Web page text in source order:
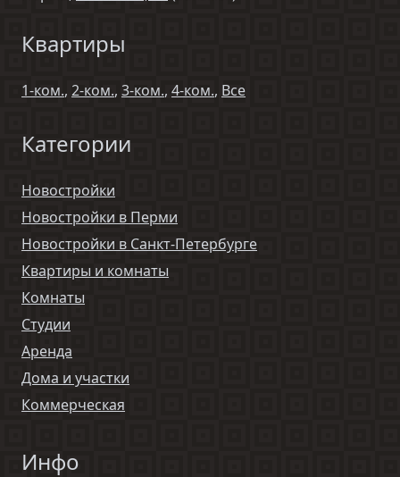
Квартиры
1-ком., 2-ком., 3-ком., 4-ком., Все
Категории
Новостройки
Новостройки в Перми
Новостройки в Санкт-Петербурге
Квартиры и комнаты
Комнаты
Студии
Аренда
Дома и участки
Коммерческая
Инфо